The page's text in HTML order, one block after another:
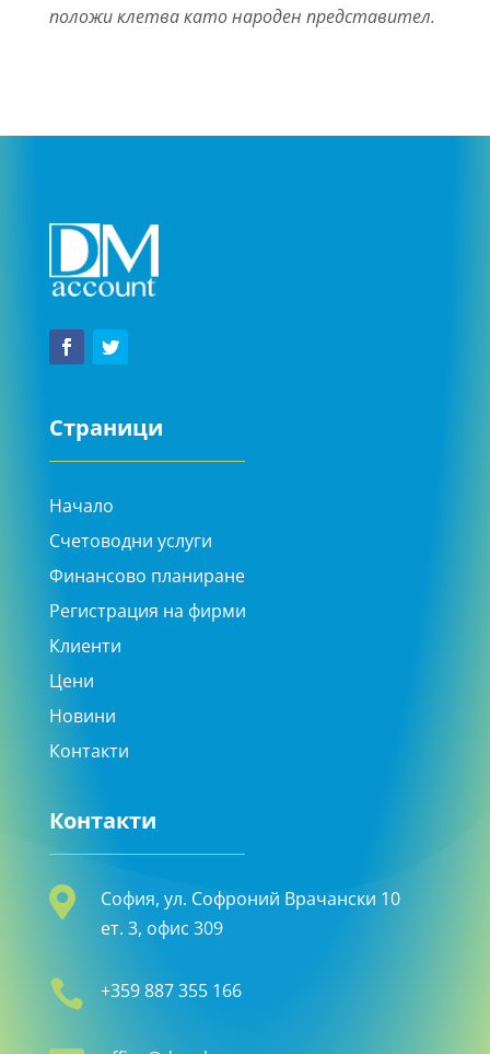
положи клетва като народен представител.
Страници
Начало
Счетоводни услуги
Финансово планиране
Регистрация на фирми
Клиенти
Цени
Новини
Контакти
Контакти

София, ул. Софроний Врачански 10
ет. 3, офис 309
 +359 887 355 166